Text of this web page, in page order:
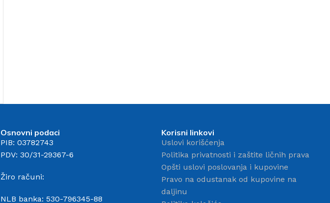
Hamer
Osnovni podaci
PIB: 03782743
PDV: 30/31-29367-6
Žiro računi:
NLB banka: 530-796345-88
Korisni linkovi
Uslovi korišćenja
Politika privatnosti i zaštite ličnih prava
Opšti uslovi poslovanja i kupovine
Pravo na odustanak od kupovine na
daljinu